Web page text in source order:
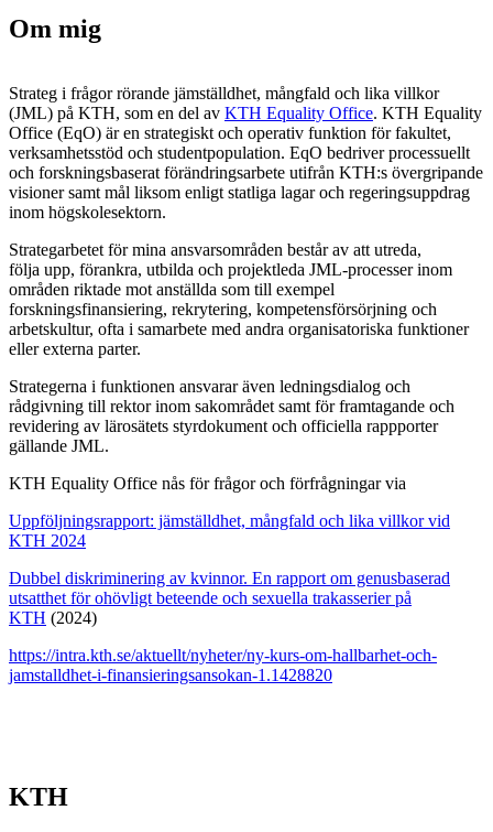
Om mig
Strateg i frågor rörande jämställdhet, mångfald och lika villkor
(JML) på KTH, som en del av KTH Equality Office. KTH Equality
Office (EqO) är en strategiskt och operativ funktion för fakultet,
verksamhetsstöd och studentpopulation. EqO bedriver processuellt
och forskningsbaserat förändringsarbete utifrån KTH:s övergripande
visioner samt mål liksom enligt statliga lagar och regeringsuppdrag
inom högskolesektorn.
Strategarbetet för mina ansvarsområden består av att utreda,
följa upp, förankra, utbilda och projektleda JML-processer inom
områden riktade mot anställda som till exempel
forskningsfinansiering, rekrytering, kompetensförsörjning och
arbetskultur, ofta i samarbete med andra organisatoriska funktioner
eller externa parter.
Strategerna i funktionen ansvarar även ledningsdialog och
rådgivning till rektor inom sakområdet samt för framtagande och
revidering av lärosätets styrdokument och officiella rappporter
gällande JML.
KTH Equality Office nås för frågor och förfrågningar via
Uppföljningsrapport: jämställdhet, mångfald och lika villkor vid
KTH 2024
Dubbel diskriminering av kvinnor. En rapport om genusbaserad
utsatthet för ohövligt beteende och sexuella trakasserier på
KTH (2024)
https://intra.kth.se/aktuellt/nyheter/ny-kurs-om-hallbarhet-och-
jamstalldhet-i-finansieringsansokan-1.1428820
KTH